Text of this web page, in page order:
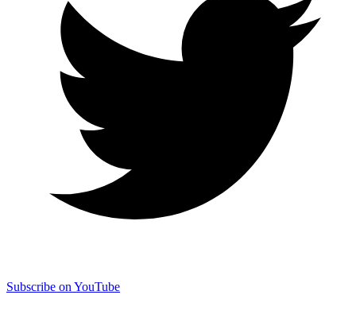
Subscribe on YouTube